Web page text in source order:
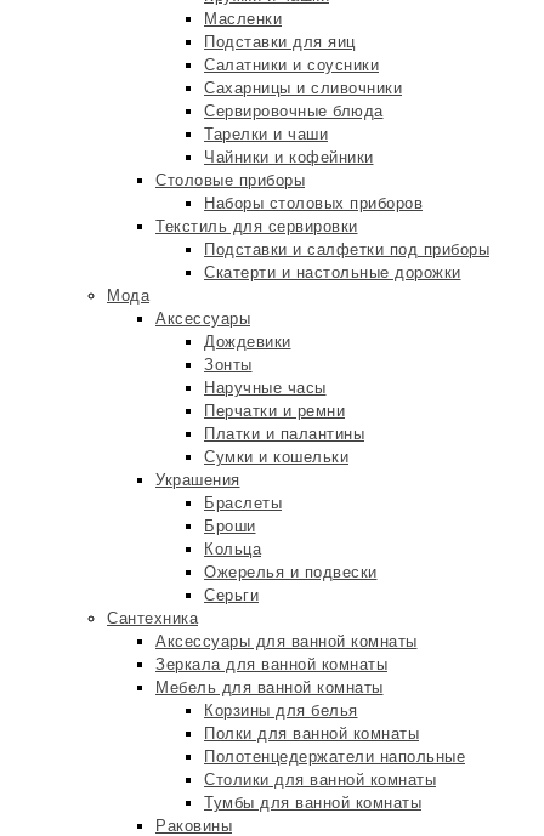
Масленки
Подставки для яиц
Салатники и соусники
Сахарницы и сливочники
Сервировочные блюда
Тарелки и чаши
Чайники и кофейники
Столовые приборы
Наборы столовых приборов
Текстиль для сервировки
Подставки и салфетки под приборы
Скатерти и настольные дорожки
Мода
Аксессуары
Дождевики
Зонты
Наручные часы
Перчатки и ремни
Платки и палантины
Сумки и кошельки
Украшения
Браслеты
Броши
Кольца
Ожерелья и подвески
Серьги
Сантехника
Аксессуары для ванной комнаты
Зеркала для ванной комнаты
Мебель для ванной комнаты
Корзины для белья
Полки для ванной комнаты
Полотенцедержатели напольные
Столики для ванной комнаты
Тумбы для ванной комнаты
Раковины